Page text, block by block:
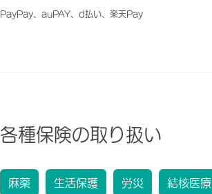
PayPay、auPAY、d払い、楽天Pay
各種保険の取り扱い
麻薬 生活保護 労災 結核医療